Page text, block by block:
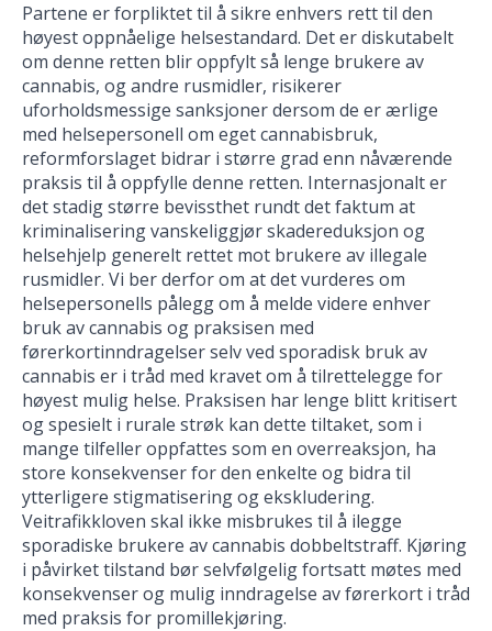
Partene er forpliktet til å sikre enhvers rett til den
høyest oppnåelige helsestandard. Det er diskutabelt
om denne retten blir oppfylt så lenge brukere av
cannabis, og andre rusmidler, risikerer
uforholdsmessige sanksjoner dersom de er ærlige
med helsepersonell om eget cannabisbruk,
reformforslaget bidrar i større grad enn nåværende
praksis til å oppfylle denne retten. Internasjonalt er
det stadig større bevissthet rundt det faktum at
kriminalisering vanskeliggjør skadereduksjon og
helsehjelp generelt rettet mot brukere av illegale
rusmidler. Vi ber derfor om at det vurderes om
helsepersonells pålegg om å melde videre enhver
bruk av cannabis og praksisen med
førerkortinndragelser selv ved sporadisk bruk av
cannabis er i tråd med kravet om å tilrettelegge for
høyest mulig helse. Praksisen har lenge blitt kritisert
og spesielt i rurale strøk kan dette tiltaket, som i
mange tilfeller oppfattes som en overreaksjon, ha
store konsekvenser for den enkelte og bidra til
ytterligere stigmatisering og ekskludering.
Veitrafikkloven skal ikke misbrukes til å ilegge
sporadiske brukere av cannabis dobbeltstraff. Kjøring
i påvirket tilstand bør selvfølgelig fortsatt møtes med
konsekvenser og mulig inndragelse av førerkort i tråd
med praksis for promillekjøring.